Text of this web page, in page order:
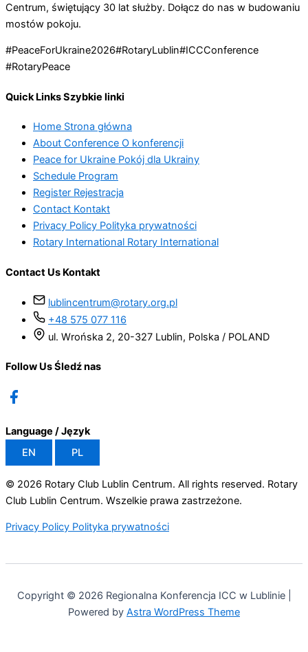
Centrum, świętujący 30 lat służby. Dołącz do nas w budowaniu
mostów pokoju.
#PeaceForUkraine2026#RotaryLublin#ICCConference
#RotaryPeace
Quick LinksSzybkie linki
Home Strona główna
About Conference O konferencji
Peace for Ukraine Pokój dla Ukrainy
Schedule Program
Register Rejestracja
Contact Kontakt
Privacy Policy Polityka prywatności
Rotary International Rotary International
Contact Us Kontakt
lublincentrum@rotary.org.pl
+48 575 077 116
ul. Wrońska 2, 20-327 Lublin, Polska / POLAND
Follow UsŚledź nas
Language / Język
EN
PL
© 2026 Rotary Club Lublin Centrum. All rights reserved. Rotary
Club Lublin Centrum. Wszelkie prawa zastrzeżone.
Privacy Policy Polityka prywatności
Copyright © 2026 Regionalna Konferencja ICC w Lublinie |
Powered by Astra WordPress Theme